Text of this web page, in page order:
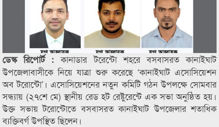
ডেস্ক রিপোর্ট : কানাডার টরেন্টো শহরে বসবাসরত কানাইঘাট
উপজেলাবাসীকে নিয়ে যাত্রা শুরু করেছে ‘কানাইঘাট এসোসিয়েশন
অব টরোন্টো’। এসোসিয়েশনের নতুন কমিটি গঠন উপলক্ষে সোমবার
সন্ধ্যায় (২৭শে মে) স্থানীয় রেড হট রেষ্টুরেন্টে এক সভা অনুষ্ঠিত হয়।
উক্ত সভায় টরোন্টোতে বসবাসরত কানাইঘাট উপজেলার শতাধিক
ব্যক্তিবর্গ উপস্থিত ছিলেন।